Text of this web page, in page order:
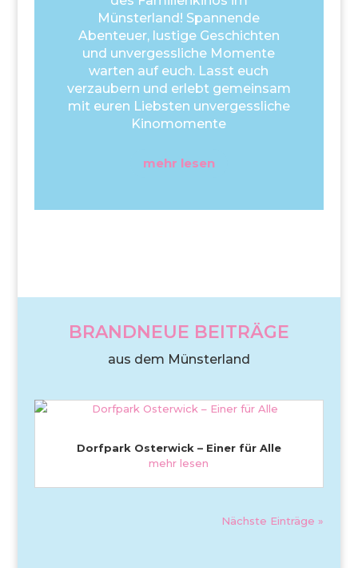
Münsterland! Spannende
Abenteuer, lustige Geschichten
und unvergessliche Momente
warten auf euch. Lasst euch
verzaubern und erlebt gemeinsam
mit euren Liebsten unvergessliche
Kinomomente
mehr lesen
BRANDNEUE BEITRÄGE
aus dem Münsterland
Dorfpark Osterwick – Einer für Alle
mehr lesen
Nächste Einträge »